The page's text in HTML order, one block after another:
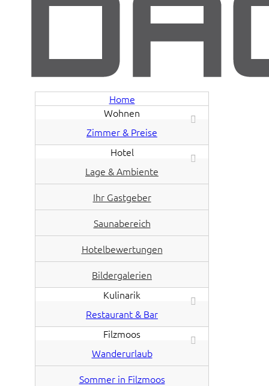
Home
Wohnen
Zimmer & Preise
Hotel
Lage & Ambiente
Ihr Gastgeber
Saunabereich
Hotelbewertungen
Bildergalerien
Kulinarik
Restaurant & Bar
Filzmoos
Wanderurlaub
Sommer in Filzmoos